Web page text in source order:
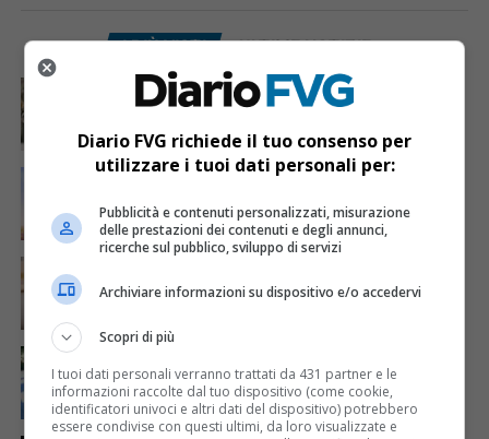
I PIÙ VISTI ULTIME NOTIZIE
CRONACA & ATTUALITÀ 4 giorni fa
Acqua da usare con cautela nell’Udinese: ecco tutte
ECONOMIA & LAVORO 1 giorno fa
per l’efficientamento energetico
Mattia Ranghetti muore a 29 anni dopo la
folgorazione alle Ferriere Nord di Osoppo
Arrivano 142 nuovi poliziotti in Friuli-Venezia Giulia:
61 saranno assegnati a Trieste
Diario FVG richiede il tuo consenso per
utilizzare i tuoi dati personali per:
Pubblicità e contenuti personalizzati, misurazione
delle prestazioni dei contenuti e degli annunci,
ricerche sul pubblico, sviluppo di servizi
Archiviare informazioni su dispositivo e/o accedervi
Scopri di più
I tuoi dati personali verranno trattati da 431 partner e le
informazioni raccolte dal tuo dispositivo (come cookie,
identificatori univoci e altri dati del dispositivo) potrebbero
essere condivise con questi ultimi, da loro visualizzate e